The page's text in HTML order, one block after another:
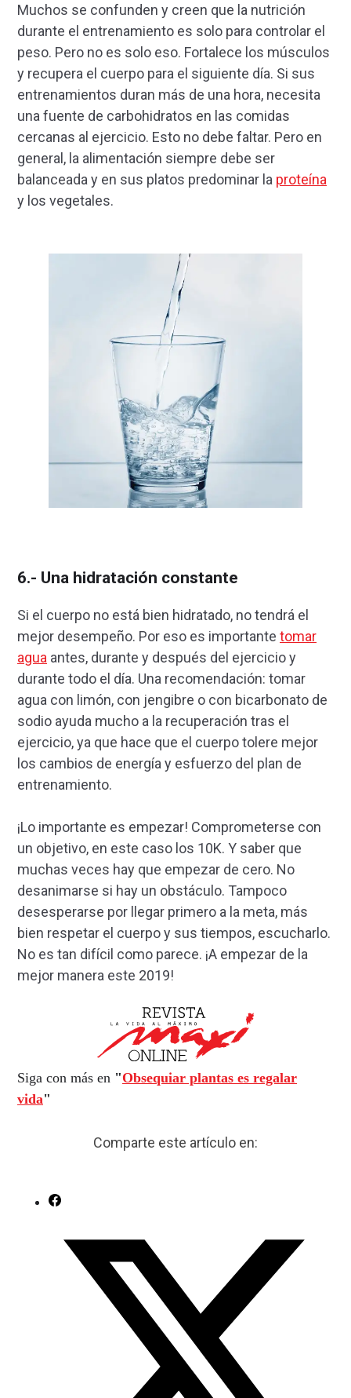
Muchos se confunden y creen que la nutrición
durante el entrenamiento es solo para controlar el
peso. Pero no es solo eso. Fortalece los músculos
y recupera el cuerpo para el siguiente día. Si sus
entrenamientos duran más de una hora, necesita
una fuente de carbohidratos en las comidas
cercanas al ejercicio. Esto no debe faltar. Pero en
general, la alimentación siempre debe ser
balanceada y en sus platos predominar la proteína
y los vegetales.
6.- Una hidratación constante
Si el cuerpo no está bien hidratado, no tendrá el
mejor desempeño. Por eso es importante tomar
agua antes, durante y después del ejercicio y
durante todo el día. Una recomendación: tomar
agua con limón, con jengibre o con bicarbonato de
sodio ayuda mucho a la recuperación tras el
ejercicio, ya que hace que el cuerpo tolere mejor
los cambios de energía y esfuerzo del plan de
entrenamiento.
¡Lo importante es empezar! Comprometerse con
un objetivo, en este caso los 10K. Y saber que
muchas veces hay que empezar de cero. No
desanimarse si hay un obstáculo. Tampoco
desesperarse por llegar primero a la meta, más
bien respetar el cuerpo y sus tiempos, escucharlo.
No es tan difícil como parece. ¡A empezar de la
mejor manera este 2019!
Siga con más en "Obsequiar plantas es regalar
vida"
Comparte este artículo en: